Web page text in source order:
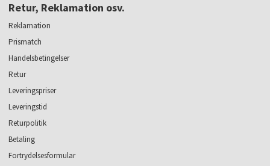
Retur, Reklamation osv.
Reklamation
Prismatch
Handelsbetingelser
Retur
Leveringspriser
Leveringstid
Returpolitik
Betaling
Fortrydelsesformular